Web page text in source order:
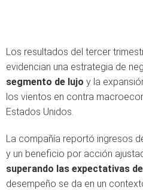
Los resultados del tercer
evidencian una estrategia de
segmento de lujo y la
los vientos en contra
Estados Unidos.
La compañía reportó ingresos
y un beneficio por acción
superando las expectativas
desempeño se da en un